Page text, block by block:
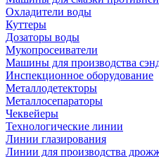
Охладители воды
Куттеры
Дозаторы воды
Мукопросеиватели
Машины для производства
Инспекционное оборудование
Металлодетекторы
Металлосепараторы
Чеквейеры
Технологические линии
Линии глазирования
Линии для производства